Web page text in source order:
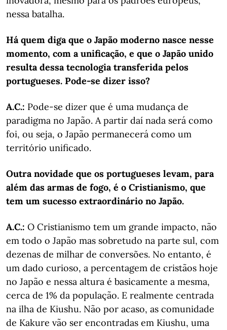
nessa batalha.
Há quem diga que o Japão moderno nasce nesse
momento, com a unificação, e que o Japão unido
resulta dessa tecnologia transferida pelos
portugueses. Pode-se dizer isso?
A.C.: Pode-se dizer que é uma mudança de
paradigma no Japão. A partir daí nada será como
foi, ou seja, o Japão permanecerá como um
território unificado.
Outra novidade que os portugueses levam, para
além das armas de fogo, é o Cristianismo, que
tem um sucesso extraordinário no Japão.
A.C.: O Cristianismo tem um grande impacto, não
em todo o Japão mas sobretudo na parte sul, com
dezenas de milhar de conversões. No entanto, é
um dado curioso, a percentagem de cristãos hoje
no Japão e nessa altura é basicamente a mesma,
cerca de 1% da população. E realmente centrada
na ilha de Kiushu. Não por acaso, as comunidade
de Kakure vão ser encontradas em Kiushu, uma